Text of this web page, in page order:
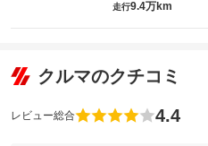
走行9.4万km
クルマのクチコミ
レビュー総合 4.4